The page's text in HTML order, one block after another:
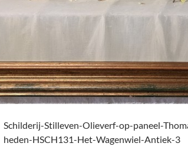
Schilderij-Stilleven-Olieverf-op-paneel-
heden-HSCH131-Het-Wagenwiel-Antiek-3